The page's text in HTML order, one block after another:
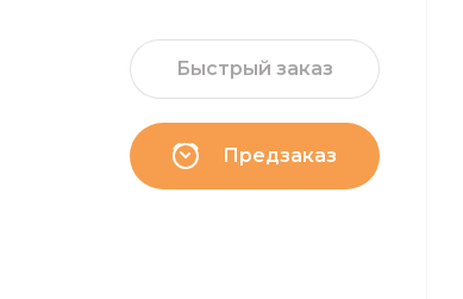
Предзаказ
Быстрый заказ